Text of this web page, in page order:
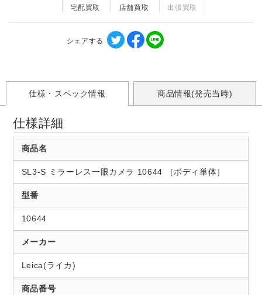
宅配買取 店舗買取 出張買取
シェアする
仕様・スペック情報 商品情報(発売当時)
仕様詳細
商品名
SL3-S ミラーレス一眼カメラ 10644 ［ボディ単体］
型番
10644
メーカー
Leica(ライカ)
商品番号